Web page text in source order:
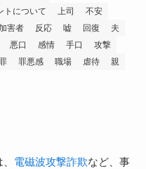
トについて 上司
不安
害者 反応 嘘 回復
夫
悪口 感情 手口
攻撃
罪悪感 職場 虐待
親
電磁波攻撃詐欺など、事